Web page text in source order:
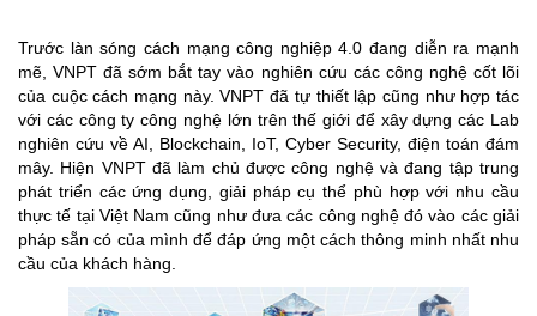
Trước làn sóng cách mạng công nghiệp 4.0 đang diễn ra mạnh
mẽ, VNPT đã sớm bắt tay vào nghiên cứu các công nghệ cốt lõi
của cuộc cách mạng này. VNPT đã tự thiết lập cũng như hợp tác
với các công ty công nghệ lớn trên thế giới để xây dựng các Lab
nghiên cứu về AI, Blockchain, IoT, Cyber Security, điện toán đám
mây. Hiện VNPT đã làm chủ được công nghệ và đang tập trung
phát triển các ứng dụng, giải pháp cụ thể phù hợp với nhu cầu
thực tế tại Việt Nam cũng như đưa các công nghệ đó vào các giải
pháp sẵn có của mình để đáp ứng một cách thông minh nhất nhu
cầu của khách hàng.